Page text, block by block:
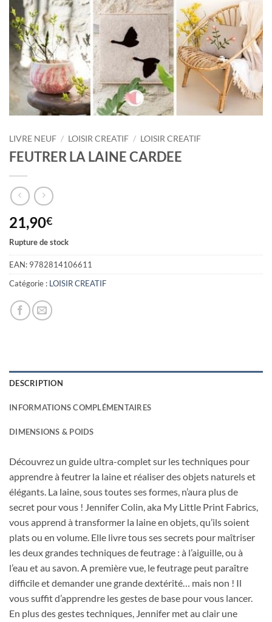
LIVRE NEUF / LOISIR CREATIF / LOISIR CREATIF
FEUTRER LA LAINE CARDEE
21,90€
Rupture de stock
EAN: 9782814106611
Catégorie : LOISIR CREATIF
DESCRIPTION
INFORMATIONS COMPLÉMENTAIRES
DIMENSIONS & POIDS
Découvrez un guide ultra-complet sur les techniques pour
apprendre à feutrer la laine et réaliser des objets naturels et
élégants. La laine, sous toutes ses formes, n’aura plus de
secret pour vous ! Jennifer Colin, aka My Little Print Fabrics,
vous apprend à transformer la laine en objets, qu’ils soient
plats ou en volume. Elle livre tous ses secrets pour maîtriser
les deux grandes techniques de feutrage : à l’aiguille, ou à
l’eau et au savon. A première vue, le feutrage peut paraître
difficile et demander une grande dextérité… mais non ! Il
vous suffit d’apprendre les gestes de base pour vous lancer.
En plus des gestes techniques, Jennifer met au clair une